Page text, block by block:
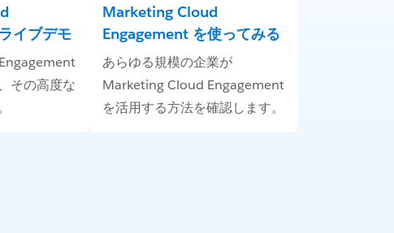
イブデモ
その高度な
Marketing Cloud
Engagement を使ってみる
あらゆる規模の企業が
Marketing Cloud Engagement
を活用する方法を確認します。